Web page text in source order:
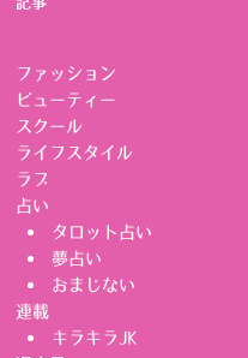
ファッション
ビューティー
スクール
ライフスタイル
ラブ
占い
タロット占い
夢占い
おまじない
連載
キラキラJK